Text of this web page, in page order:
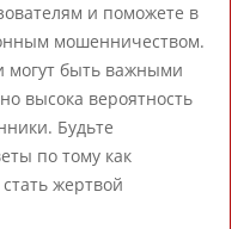
и поможете в
мошенничеством.
могут быть важными
высока вероятность
Будьте
по тому как
жертвой